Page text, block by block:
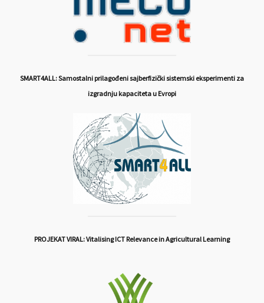
SMART4ALL: Samostalni prilagođeni sajberfizički sistemski eksperimenti za
izgradnju kapaciteta u Evropi
PROJEKAT VIRAL: Vitalising ICT Relevance in Agricultural Learning